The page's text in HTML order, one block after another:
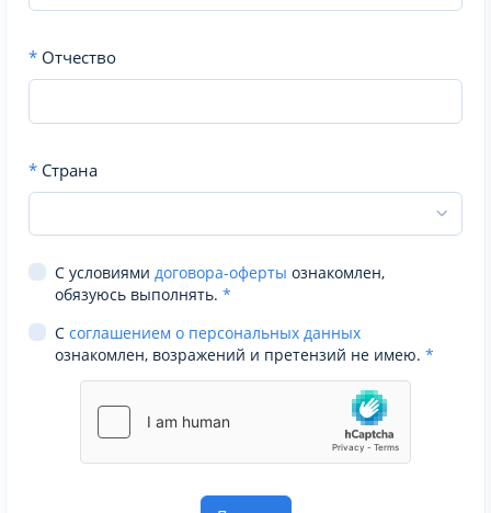
* Отчество
* Страна
С условиями договора-оферты ознакомлен,
обязуюсь выполнять. *
С соглашением о персональных данных
ознакомлен, возражений и претензий не имею. *